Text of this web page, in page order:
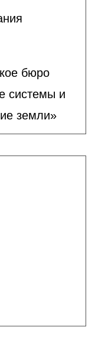
бюро
системы и
земли»